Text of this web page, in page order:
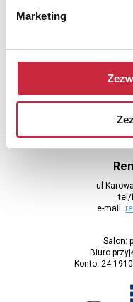
Marketing
ul
tel/
e-mail:
Salon:
Biuro
Konto: 24